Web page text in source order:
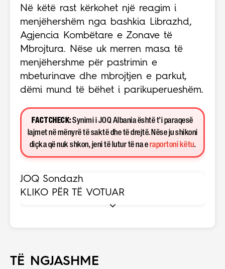
Në këtë rast kërkohet një reagim i
menjëhershëm nga bashkia Librazhd,
Agjencia Kombëtare e Zonave të
Mbrojtura. Nëse uk merren masa të
menjëhershme për pastrimin e
mbeturinave dhe mbrojtjen e parkut,
dëmi mund të bëhet i parikuperueshëm.
FACT CHECK:Synimi i JOQ Albania është t’i paraqesë
lajmet në mënyrë të saktë dhe të drejtë. Nëse ju shikoni
diçka që nuk shkon, jeni të lutur të na e raportoni këtu.
JOQ Sondazh
KLIKO PËR TË VOTUAR
TË NGJASHME